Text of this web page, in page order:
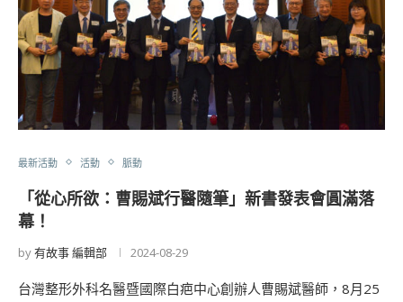
最新活動 活動 脈動
「從心所欲：曹賜斌行醫隨筆」新書發表會圓滿落
幕！
by有故事 編輯部 2024-08-29
台灣整形外科名醫暨國際白疤中心創辦人曹賜斌醫師，8月25